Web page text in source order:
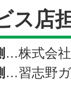
ス店
…株式会
…習志野